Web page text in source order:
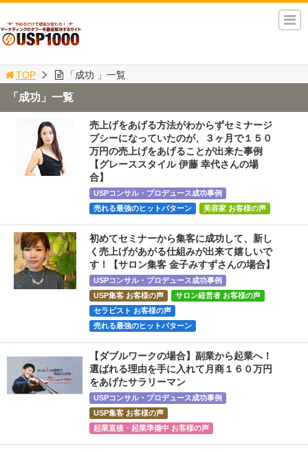
TOP 「成功 」一覧
「成功」一覧
売上げをあげる方法がわからずセミナージ
プシーになっていたのが、３ヶ月で１５０
万円の売上げをあげることが出来た事例
【グレーススタイル 伊藤 幸代さんの場
合】
USPコンサル・プロデュース成功事例
売れる最強のヒットパターン
美容家 お客様の声
初めてセミナーから集客に成功して、新し
く売上げがあがる仕組みが出来て嬉しいで
す！【サロン集客 金子みすずさんの場合】
USPコンサル・プロデュース成功事例
USP集客 お客様の声
サロン経営者 お客様の声
セラピスト お客様の声
売れる最強のヒットパターン
【ダブルワークの場合】副業から起業へ！
選ばれる理由を手に入れて月商１６０万円
をあげたサラリーマン
USPコンサル・プロデュース成功事例
USP集客 お客様の声
起業直後・起業準備中 お客様の声